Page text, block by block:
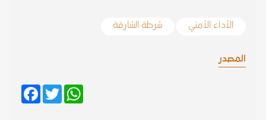
الأداء الأمني شرطة الشارقة
المصدر
Facebook
Twitter